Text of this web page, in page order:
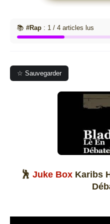
📚 #Rap : 1 / 4 articles lus
☆ Sauvegarder
🕺 Juke BoxKaribs